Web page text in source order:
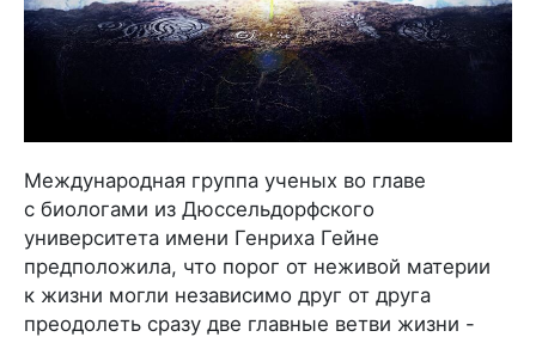
Международная группа ученых во главе
с биологами из Дюссельдорфского
университета имени Генриха Гейне
предположила, что порог от неживой материи
к жизни могли независимо друг от друга
преодолеть сразу две главные ветви жизни -